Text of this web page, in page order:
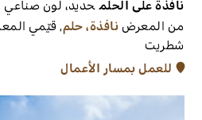
نافذة على الحلمحديد، لون صناعي
من المعرضنافذة، حلم,قيّمي
شطريت
للعمل بمسار الأعمال